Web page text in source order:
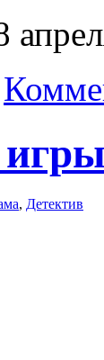
, Детектив